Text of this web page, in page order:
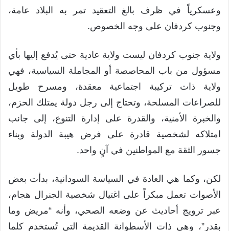
وعسكرياً في ظرف بالغ التعقيد تمر به البلاد عامة،
وجنوب كردفان على وجه الخصوص.
ولاية جنوب كردفان ليست ولاية عادية حتى يُدفع إليها بأي
مسؤول من باب المحاصصة أو المجاملة السياسية، فهي
ولاية ذات تركيبة اجتماعية معقدة، ومسرح طويل
للصراعات المسلحة، وتحتاج إلى رجل دولة يمتلك الحزم،
والخبرة الأمنية، والقدرة على إدارة التنوع، إلى جانب
امتلاكه لشخصية قادرة على فرض هيبة الدولة وبناء
جسور الثقة مع المواطنين في آنٍ واحد.
لكن، وكما هي العادة في السياسة السودانية، بدأت بعض
الأصوات تعمل مبكراً على اغتيال شخصية الجنرال هجام،
عبر ترويج أحاديث عن وضعه الصحي، وأنه “مريض وما
بقدر”، وهي ذات الأسطوانة القديمة التي تُستخدم كلما